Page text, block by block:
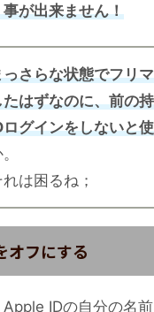
が出来ません！
っさらな状態でフリ
たはずなのに、前の
ログインをしないと
れは困るね；
オフにする
IDの自分の名